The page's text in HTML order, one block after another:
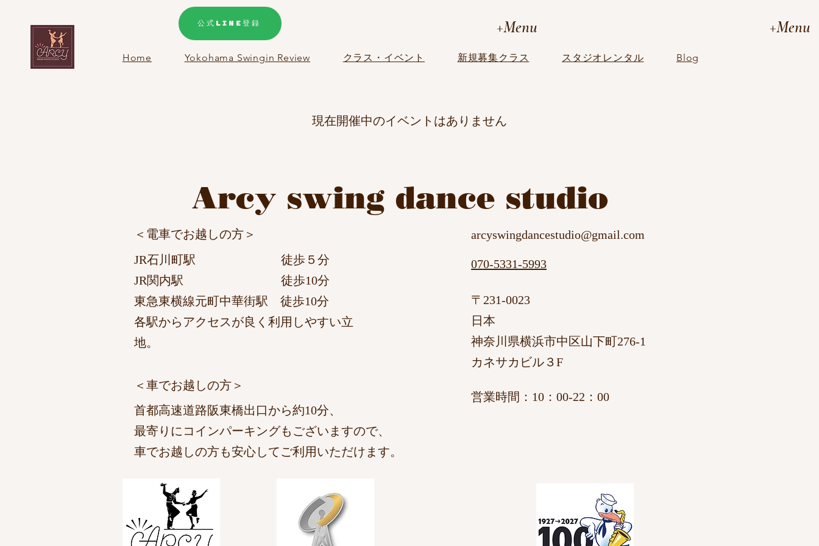
公式LINE登録
Home Yokohama Swingin Review クラス・イベント 新規募集クラス スタジオレンタル Blog
現在開催中のイベントはありません
+Menu +Menu
​Arcy swing dance studio
​＜電車でお越しの方＞
JR石川町駅 徒歩５分
JR関内駅 徒歩10分​
東急東横線元町中華街駅 徒歩10分
各駅からアクセスが良く利用しやすい立
地。
​＜車でお越しの方＞
首都高速道路阪東橋出口から約10分、
最寄りにコインパーキングもございますので、
車でお越しの方も安心してご利用いただけます。
arcyswingdancestudio@gmail.com
070-5331-5993
〒231-0023
日本
神奈川県横浜市中区山下町276-1
カネサカビル３F
​営業時間：10：00-22：00